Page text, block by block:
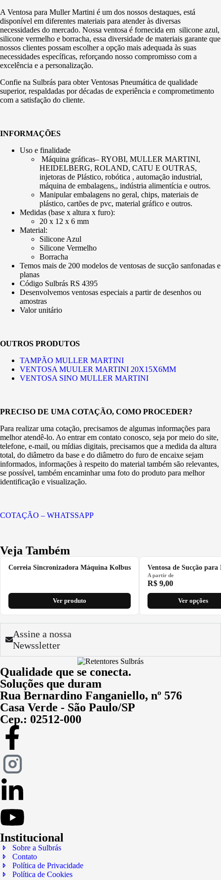
A Ventosa para Muller Martini é um dos nossos destaques, está
disponível em diferentes materiais para atender às diversas
necessidades do mercado. Nossa ventosa é fornecida em silicone azul,
silicone vermelho e borracha, essa diversidade de materiais garante que
nossos clientes possam escolher a opção mais adequada às suas
necessidades específicas, reforçando nosso compromisso com a
excelência e a personalização.
Confie na Sulbrás para obter Ventosas Pneumática de qualidade
superior, respaldadas por décadas de experiência e comprometimento
com a satisfação do cliente.
INFORMAÇÕES
Uso e finalidade
Máquina gráficas– RYOBI, MULLER MARTINI,
HEIDELBERG, ROLAND, CATU E OUTRAS,
injetoras de Plástico, robótica , automação industrial,
máquina de embalagens,, indústria alimentícia e outros.
Manipular embalagens no geral, chips, materiais de
plástico, cartões de pvc, material gráfico e outros.
Medidas (base x altura x furo):
20 x 12 x 6 mm
Material:
Silicone Azul
Silicone Vermelho
Borracha
Temos mais de 200 modelos de ventosas de sucção sanfonadas e
planas
Código Sulbrás RS 4395
Desenvolvemos ventosas especiais a partir de desenhos ou
amostras
Valor unitário
OUTROS PRODUTOS
TAMPÃO MULLER MARTINI
VENTOSA MUULER MARTINI 20X15X6MM
VENTOSA SINO MULLER MARTINI
PRECISO DE UMA COTAÇÃO, COMO PROCEDER?
Para realizar uma cotação, precisamos de algumas informações para
melhor atendê-lo. Ao entrar em contato conosco, seja por meio do site,
telefone, e-mail, ou mídias digitais, precisamos que a medida da altura
total, do diâmetro da base e do diâmetro do furo de encaixe sejam
informados, informações à respeito do material também são relevantes,
se possível, também encaminhar uma foto do produto para melhor
identificação e visualização.
COTAÇÃO – WHATSSAPP
Veja Também
Correia Sincronizadora Máquina Kolbus
Ver produto
Ventosa de Sucção para
A partir de
R$ 9,00
Ver opções
Assine a nossa
Newssletter
Qualidade que se conecta.
Soluções que duram
Rua Bernardino Fanganiello, nº 576
Casa Verde - São Paulo/SP
Cep.: 02512-000
Institucional
Sobre a Sulbrás
Contato
Política de Privacidade
Política de Cookies